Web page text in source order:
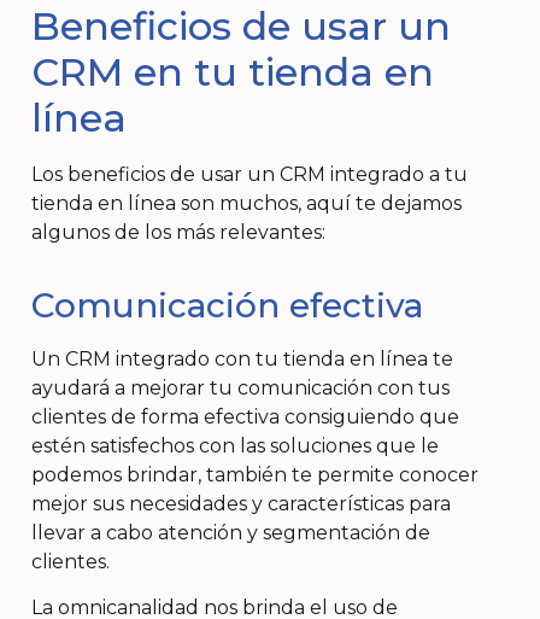
Beneficios de usar un
CRM en tu tienda en
línea
Los beneficios de usar un CRM integrado a tu
tienda en línea son muchos, aquí te dejamos
algunos de los más relevantes:
Comunicación efectiva
Un CRM integrado con tu tienda en línea te
ayudará a mejorar tu comunicación con tus
clientes de forma efectiva consiguiendo que
estén satisfechos con las soluciones que le
podemos brindar, también te permite conocer
mejor sus necesidades y características para
llevar a cabo atención y segmentación de
clientes.
La omnicanalidad nos brinda el uso de